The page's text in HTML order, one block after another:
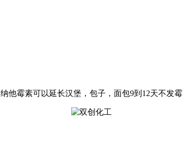
纳他霉素可以延长汉堡，包子，面包9到12天不发霉